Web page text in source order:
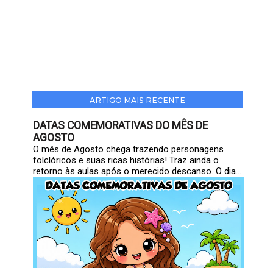
ARTIGO MAIS RECENTE
DATAS COMEMORATIVAS DO MÊS DE
AGOSTO
O mês de Agosto chega trazendo personagens
folclóricos e suas ricas histórias! Traz ainda o
retorno às aulas após o merecido descanso. O dia...